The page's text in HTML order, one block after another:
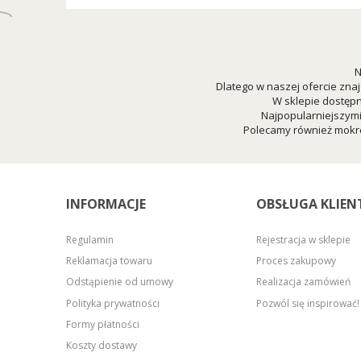
Dlatego w naszej ofercie
W sklepie
Polecamy również
INFORMACJE
Regulamin
Reklamacja towaru
Odstąpienie od umowy
Polityka prywatności
Formy płatności
Koszty dostawy
OBSŁUGA
Rejestracja w sklepie
Proces zakupowy
Realizacja zamówień
Pozwól się inspirować!